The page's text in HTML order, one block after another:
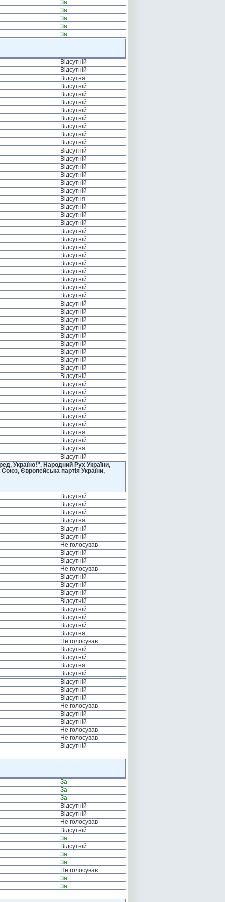
За
За
За
За
За
Відсутній
Відсутній
Відсутня
Відсутній
Відсутній
Відсутній
Відсутній
Відсутній
Відсутній
Відсутній
Відсутній
Відсутній
Відсутній
Відсутній
Відсутній
Відсутній
Відсутній
Відсутня
Відсутній
Відсутній
Відсутній
Відсутній
Відсутній
Відсутній
Відсутній
Відсутній
Відсутній
Відсутній
Відсутній
Відсутній
Відсутній
Відсутній
Відсутній
Відсутній
Відсутній
Відсутній
Відсутній
Відсутній
Відсутній
Відсутній
Відсутній
Відсутній
Відсутній
Відсутній
Відсутній
Відсутній
Відсутня
Відсутній
Відсутня
Відсутній
Україно!”, Народний Рух України,
Європейська партія України,
Відсутній
Відсутній
Відсутній
Відсутня
Відсутній
Відсутній
Не голосував
Відсутній
Відсутній
Не голосував
Відсутній
Відсутній
Відсутній
Відсутній
Відсутній
Відсутній
Відсутній
Відсутня
Не голосував
Відсутній
Відсутній
Відсутня
Відсутній
Відсутній
Відсутній
Відсутній
Не голосував
Відсутній
Відсутній
Не голосував
Не голосував
Відсутній
За
За
За
Відсутній
Відсутній
Не голосував
Відсутній
За
Відсутній
За
За
Не голосував
За
За